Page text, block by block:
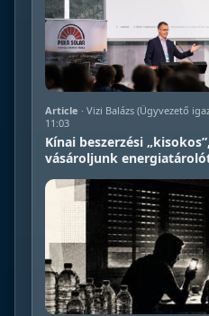
Article · Vizi Balázs (Ügyvezető
11:03
Kínai beszerzési
vásároljunk